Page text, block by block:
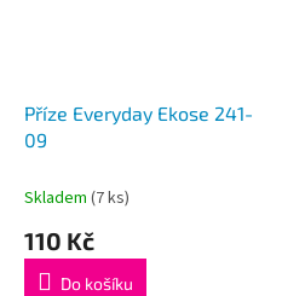
Příze Everyday Ekose 241-
09
Skladem (7 ks)
110 Kč
Do košíku